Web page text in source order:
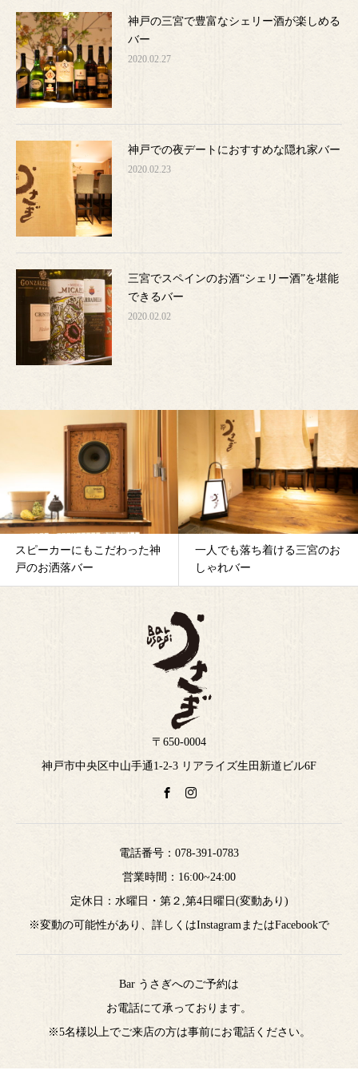
神戸の三宮で豊富なシェリー酒が楽しめる
バー
2020.02.27
神戸での夜デートにおすすめな隠れ家バー
2020.02.23
三宮でスペインのお酒“シェリー酒”を堪能
できるバー
2020.02.02
スピーカーにもこだわった神
戸のお洒落バー
一人でも落ち着ける三宮のお
しゃれバー
〒650-0004
神戸市中央区中山手通1-2-3 リアライズ生田新道ビル6F
電話番号： 078-391-0783
営業時間：16:00~24:00
定休日：水曜日・第２,第4日曜日(変動あり)
※変動の可能性があり、詳しくはInstagramまたはFacebookで
Bar うさぎへのご予約は
お電話にて承っております。
※5名様以上でご来店の方は事前にお電話ください。